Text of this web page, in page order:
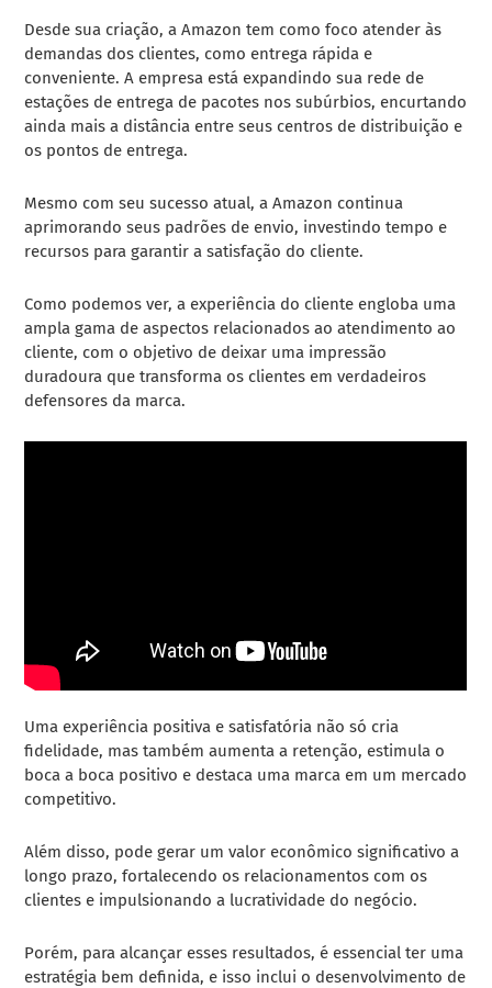
Desde sua criação, a Amazon tem como foco atender às
demandas dos clientes, como entrega rápida e
conveniente. A empresa está expandindo sua rede de
estações de entrega de pacotes nos subúrbios, encurtando
ainda mais a distância entre seus centros de distribuição e
os pontos de entrega.
Mesmo com seu sucesso atual, a Amazon continua
aprimorando seus padrões de envio, investindo tempo e
recursos para garantir a satisfação do cliente.
Como podemos ver, a experiência do cliente engloba uma
ampla gama de aspectos relacionados ao atendimento ao
cliente, com o objetivo de deixar uma impressão
duradoura que transforma os clientes em verdadeiros
defensores da marca.
Uma experiência positiva e satisfatória não só cria
fidelidade, mas também aumenta a retenção, estimula o
boca a boca positivo e destaca uma marca em um mercado
competitivo.
Além disso, pode gerar um valor econômico significativo a
longo prazo, fortalecendo os relacionamentos com os
clientes e impulsionando a lucratividade do negócio.
Porém, para alcançar esses resultados, é essencial ter uma
estratégia bem definida, e isso inclui o desenvolvimento de